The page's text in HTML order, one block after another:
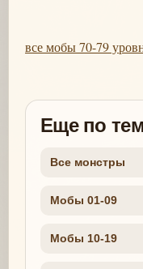
все мобы 70-79
Еще по
Все монстры
Мобы 01-09
Мобы 10-19